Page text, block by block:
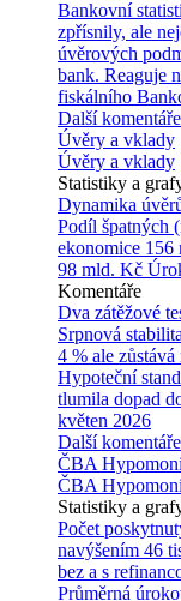
Bankovní
zpřísnily, ale
úvěrových
bank. Reaguje
fiskálního
Další komentáře
Úvěry a vklady
Úvěry a vklady
Statistiky a
Dynamika
Podíl špatných
ekonomice 156
98 mld. Kč
Komentáře
Dva zátěžové
Srpnová
4 % ale zůstává
Hypoteční
tlumila dopad
květen 2026
Další komentáře
ČBA
ČBA
Statistiky a
Počet
navýšením 46
bez a s
Průměrná